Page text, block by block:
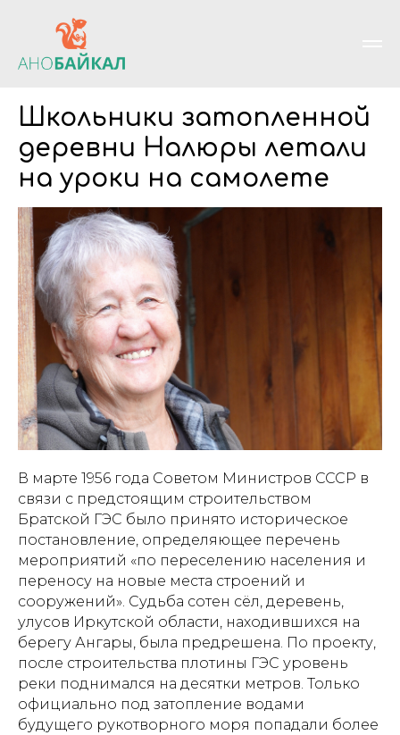
Школьники затопленной
деревни Налюры летали
на уроки на самолете
В марте 1956 года Советом Министров СССР в
связи с предстоящим строительством
Братской ГЭС было принято историческое
постановление, определяющее перечень
мероприятий «по переселению населения и
переносу на новые места строений и
сооружений». Судьба сотен сёл, деревень,
улусов Иркутской области, находившихся на
берегу Ангары, была предрешена. По проекту,
после строительства плотины ГЭС уровень
реки поднимался на десятки метров. Только
официально под затопление водами
будущего рукотворного моря попадали более